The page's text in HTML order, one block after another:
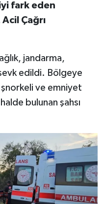
fark eden
Çağrı
jandarma,
edildi. Bölgeye
ve emniyet
bulunan şahsı